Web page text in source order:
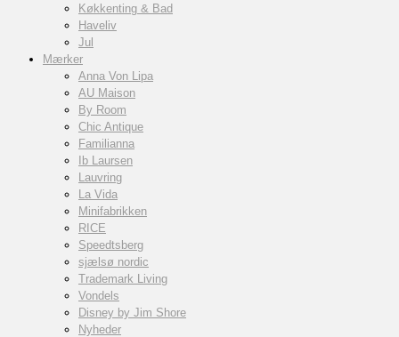
Køkkenting & Bad
Haveliv
Jul
Mærker
Anna Von Lipa
AU Maison
By Room
Chic Antique
Familianna
Ib Laursen
Lauvring
La Vida
Minifabrikken
RICE
Speedtsberg
sjælsø nordic
Trademark Living
Vondels
Disney by Jim Shore
Nyheder